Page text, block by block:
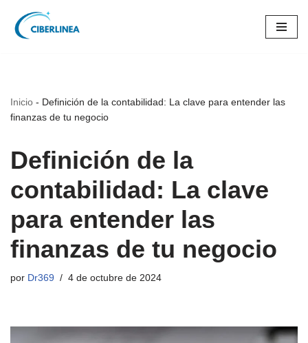
Saltar
Inicio - Definición de la contabilidad: La clave para entender las
finanzas de tu negocio
Definición de la
contabilidad: La clave
para entender las
finanzas de tu negocio
por Dr369 4 de octubre de 2024